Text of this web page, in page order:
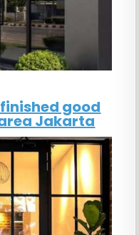
good
Jakarta